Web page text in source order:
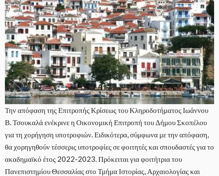
Την απόφαση της Επιτροπής Κρίσεως του Κληροδοτήματος Ιωάννου
Β. Τσουκαλά ενέκρινε η Οικονομική Επιτροπή του Δήμου Σκοπέλου
για τη χορήγηση υποτροφιών. Ειδικότερα, σύμφωνα με την απόφαση,
θα χορηγηθούν τέσσερις υποτροφίες σε φοιτητές και σπουδαστές για το
ακαδημαϊκό έτος 2022-2023. Πρόκειται για φοιτήτρια του
Πανεπιστημίου Θεσσαλίας στο Τμήμα Ιστορίας, Αρχαιολογίας και